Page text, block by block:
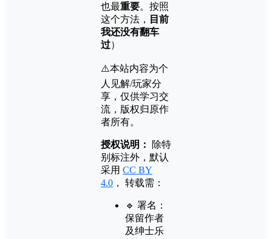
也最重要。按照
这个方法，
目前
我还没有翻车
过）
⚠️本站内容为个
人见解/玩家分
享，仅供学习交
流，版权归原作
者所有。
授权说明：
除特
别标注外，默认
采用 CC BY
4.0 ， 转载需：
🔹 署名：
保留作者
及绅士乐